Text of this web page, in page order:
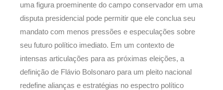
uma figura proeminente do campo conservador em uma
disputa presidencial pode permitir que ele conclua seu
mandato com menos pressões e especulações sobre
seu futuro político imediato. Em um contexto de
intensas articulações para as próximas eleições, a
definição de Flávio Bolsonaro para um pleito nacional
redefine alianças e estratégias no espectro político